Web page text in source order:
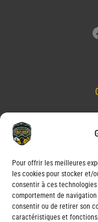
Pour offrir les meilleures
les cookies pour stocker et/
consentir à ces
comportement de
consentir ou de retirer son
caractéristiques et fonctions.